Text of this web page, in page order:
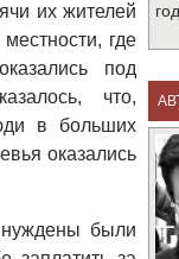
их жителей
где
под
что,
в больших
оказались
были